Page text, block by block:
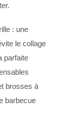
: une
le collage
parfaite
brosses à
barbecue